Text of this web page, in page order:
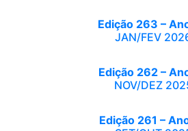
Edição 263 –
JAN/FEV
Edição 262 –
NOV/DEZ
Edição 261 –